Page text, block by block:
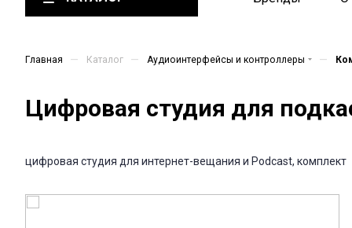
Главная — Каталог — Аудиоинтерфейсы и контроллеры —
Цифровая студия для
цифровая студия для интернет-вещания и Podcast, комплект